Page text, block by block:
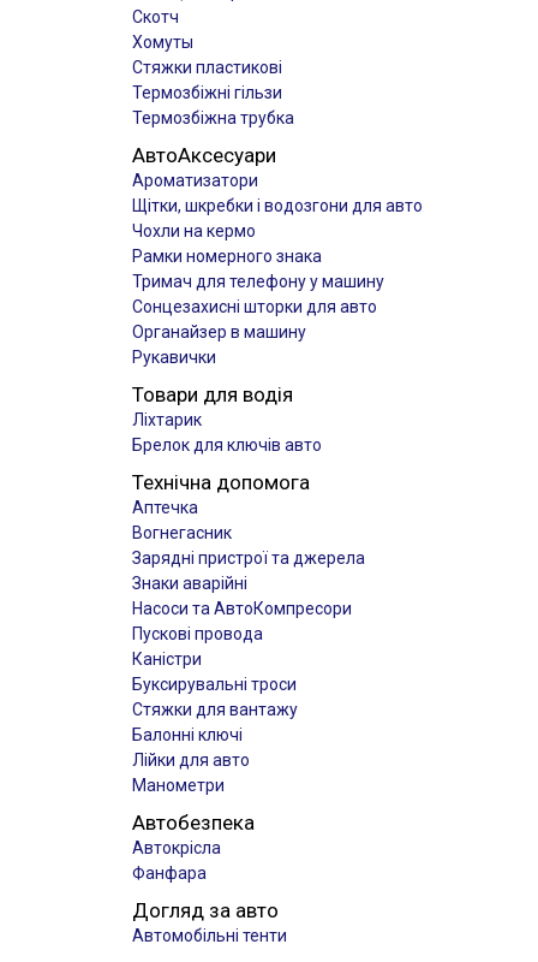
Скотч
Хомуты
Стяжки пластикові
Термозбіжні гільзи
Термозбіжна трубка
АвтоАксесуари
Ароматизатори
Щітки, шкребки і водозгони для авто
Чохли на кермо
Рамки номерного знака
Тримач для телефону у машину
Сонцезахисні шторки для авто
Органайзер в машину
Рукавички
Товари для водія
Ліхтарик
Брелок для ключів авто
Технічна допомога
Аптечка
Вогнегасник
Зарядні пристрої та джерела
Знаки аварійні
Насоси та АвтоКомпресори
Пускові провода
Каністри
Буксирувальні троси
Стяжки для вантажу
Балонні ключі
Лійки для авто
Манометри
Автобезпека
Автокрісла
Фанфара
Догляд за авто
Автомобільні тенти